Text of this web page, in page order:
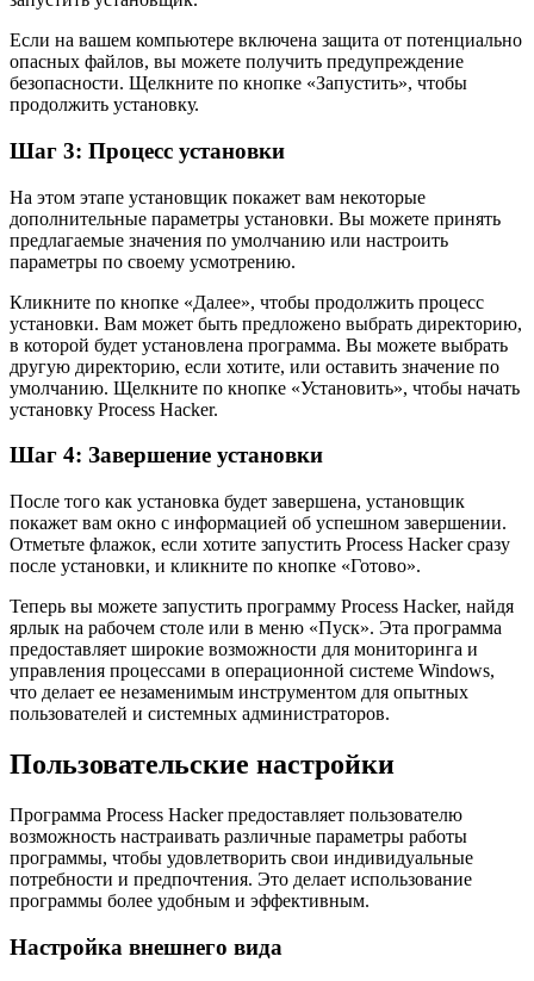
Если на вашем компьютере включена защита от потенциально
опасных файлов, вы можете получить предупреждение
безопасности. Щелкните по кнопке «Запустить», чтобы
продолжить установку.
Шаг 3: Процесс установки
На этом этапе установщик покажет вам некоторые
дополнительные параметры установки. Вы можете принять
предлагаемые значения по умолчанию или настроить
параметры по своему усмотрению.
Кликните по кнопке «Далее», чтобы продолжить процесс
установки. Вам может быть предложено выбрать директорию,
в которой будет установлена программа. Вы можете выбрать
другую директорию, если хотите, или оставить значение по
умолчанию. Щелкните по кнопке «Установить», чтобы начать
установку Process Hacker.
Шаг 4: Завершение установки
После того как установка будет завершена, установщик
покажет вам окно с информацией об успешном завершении.
Отметьте флажок, если хотите запустить Process Hacker сразу
после установки, и кликните по кнопке «Готово».
Теперь вы можете запустить программу Process Hacker, найдя
ярлык на рабочем столе или в меню «Пуск». Эта программа
предоставляет широкие возможности для мониторинга и
управления процессами в операционной системе Windows,
что делает ее незаменимым инструментом для опытных
пользователей и системных администраторов.
Пользовательские настройки
Программа Process Hacker предоставляет пользователю
возможность настраивать различные параметры работы
программы, чтобы удовлетворить свои индивидуальные
потребности и предпочтения. Это делает использование
программы более удобным и эффективным.
Настройка внешнего вида